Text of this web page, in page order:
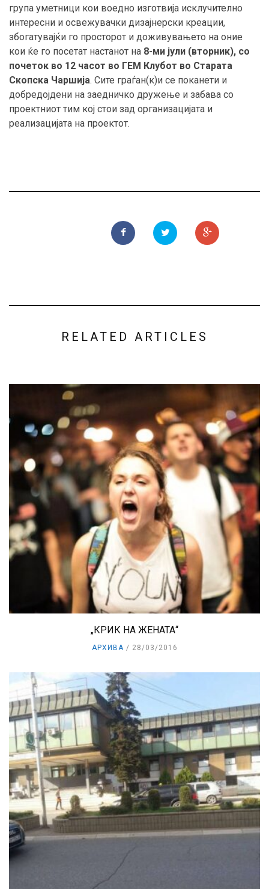
група уметници кои воедно изготвија исклучително
интересни и освежувачки дизајнерски креации,
збогатувајќи го просторот и доживувањето на оние
кои ќе го посетат настанот на 8-ми јули (вторник), со
почеток во 12 часот во ГЕМ Клубот во Старата
Скопска Чаршија. Сите граѓан(к)и се поканети и
добредојдени на заедничко дружење и забава со
проектниот тим кој стои зад организацијата и
реализацијата на проектот.
RELATED ARTICLES
„КРИК НА ЖЕНАТА“
АРХИВА 28/03/2016